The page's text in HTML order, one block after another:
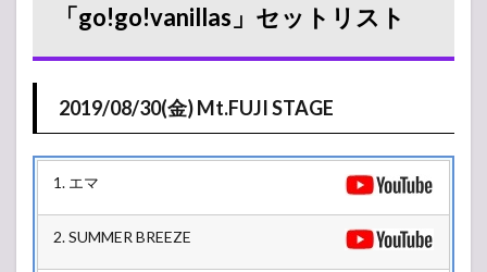
2019/08/30(金)
Mt.FUJI STAGE
2
タイムテーブル
2.1
LAKESIDE
STAGE
2.2
Mt.FUJI
「go!go!vanillas」セットリスト
2019/08/30(金) Mt.FUJI STAGE
1. エマ
2. SUMMER BREEZE